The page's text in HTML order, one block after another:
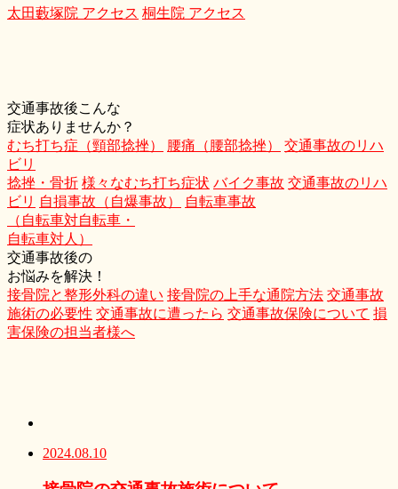
太田藪塚院 アクセス 桐生院 アクセス
交通事故後こんな
症状ありませんか？
むち打ち症（頸部捻挫）
腰痛（腰部捻挫）
交通事故のリハ
ビリ
捻挫・骨折 様々なむち打ち症状 バイク事故 交通事故のリハ
ビリ 自損事故（自爆事故）
自転車事故
（自転車対自転車・
自転車対人）
交通事故後の
お悩みを解決！
接骨院と整形外科の違い 接骨院の上手な通院方法 交通事故
施術の必要性 交通事故に遭ったら 交通事故保険について 損
害保険の担当者様へ
2024.08.10